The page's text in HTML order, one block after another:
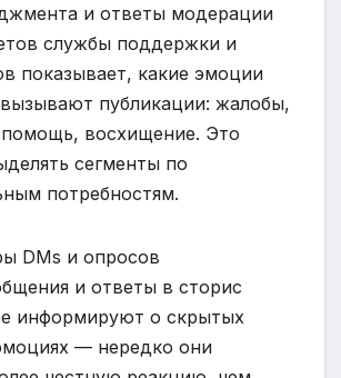
и ответы модерации
службы поддержки и
показывает, какие эмоции
публикации: жалобы,
восхищение. Это
сегменты по
потребностям.
DMs и опросов
и ответы в сторис
информируют о скрытых
— нередко они